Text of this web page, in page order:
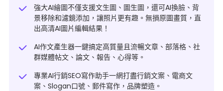
強大AI繪圖不僅支援文生圖、圖生圖，還可AI換臉、背
景移除和濾鏡添加，讓照片更有趣。無損原圖畫質，直
出高清AI圖片編輯結果！
AI作文產生器一鍵搞定高質量且流暢文章、部落格、社
群媒體帖文、 論文 、報告、心得等。
專業AI行銷SEO寫作助手一網打盡行銷文案、電商文
案、Slogan口號、郵件寫作，品牌塑造。